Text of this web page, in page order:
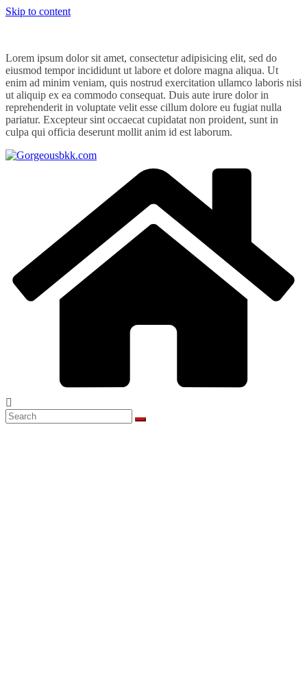
Skip to content
Lorem ipsum dolor sit amet, consectetur adipisicing elit, sed do
eiusmod tempor incididunt ut labore et dolore magna aliqua. Ut
enim ad minim veniam, quis nostrud exercitation ullamco laboris nisi
ut aliquip ex ea commodo consequat. Duis aute irure dolor in
reprehenderit in voluptate velit esse cillum dolore eu fugiat nulla
pariatur. Excepteur sint occaecat cupidatat non proident, sunt in
culpa qui officia deserunt mollit anim id est laborum.